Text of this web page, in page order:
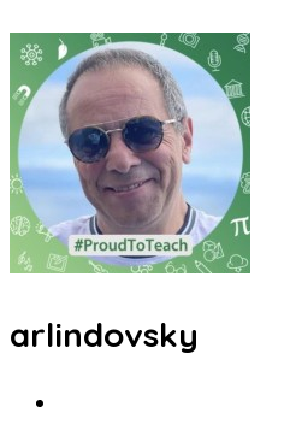
arlindovsky